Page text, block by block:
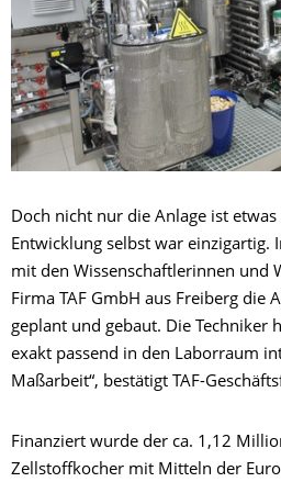
Doch nicht nur die Anlage ist
Entwicklung selbst war einzigartig.
mit den Wissenschaftlerinnen und
Firma TAF GmbH aus Freiberg die
geplant und gebaut. Die Techniker
exakt passend in den Laborraum
Maßarbeit“, bestätigt TAF-
Finanziert wurde der ca. 1,12
Zellstoffkocher mit Mitteln der